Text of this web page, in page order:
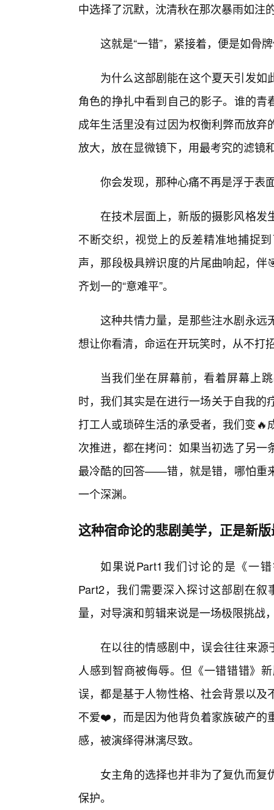
中选择了沉默，沈清秋在那次暴雨如注
这就是“一错”，紧接着，便是如骨
为什么这部剧能在这个夏天引发
角色的挣扎中看到自己的影子。谁的
成年生活里没有过因为权衡利弊而放
放大，放在显微镜下，用最考究的滤镜
你会发现，那种心痛不再是浮于表
在技术层面上，新版的摄影风格发
不断交织，视觉上的反差精准地捕捉
声，那段极具辨识度的片尾曲响起，
齐划一的“意难平”。
这种共情力量，是那些注水剧永远
想让你看清，命运在开玩笑时，从不打
当我们坐在屏幕前，看着屏幕上
时，我们其实是在进行一场关于自我
打工人或琐碎生活的承受者，我们变
次推进，都在拷问：如果当初选了另
最冷酷的回答——错，就是错，哪怕重
一个深渊。
这种宿命论的悲剧美学，正是新
如果说Part1我们讨论的是《一
Part2，我们需要深入探讨这部剧在
量，对导演和剪辑来说是一场极限挑战
在以往的情感剧中，误会往往来源
人感到智商被侮辱。但《一错错错》
误，都是基于人物性格、社会背景以
不爱❤️，而是因为他背负着家族破产的
感，被演绎得淋漓尽致。
女主角的选择也并非为了复仇而
保护。